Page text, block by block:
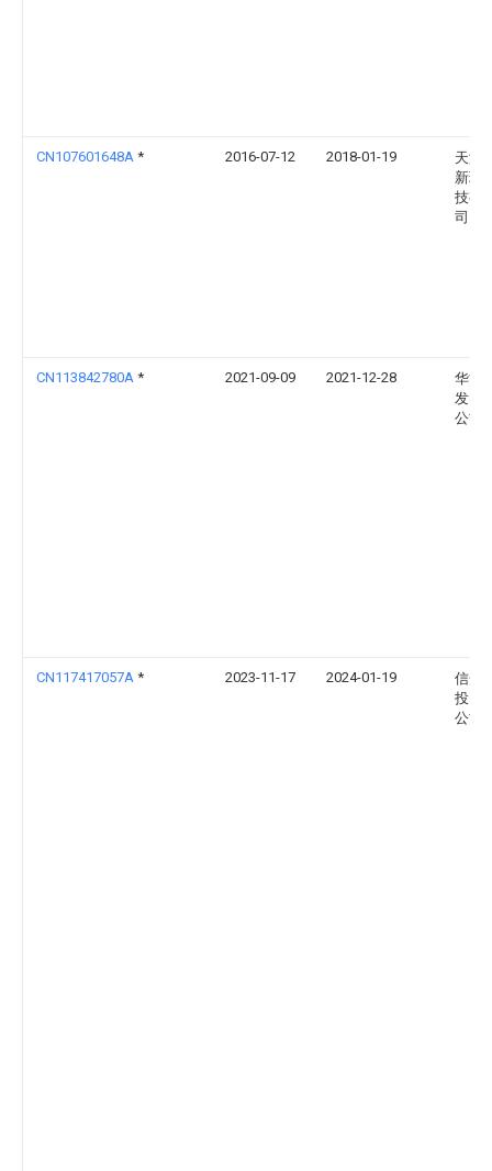
CN107601648A * 2016-07-12 2018-01-19
天津
新环
技有
司
CN113842780A * 2021-09-09 2021-12-28
华能
发电
公司
CN117417057A * 2023-11-17 2024-01-19
信开
投资
公司